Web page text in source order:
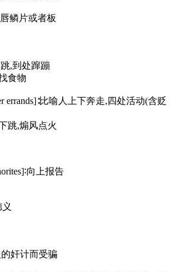
鳞片或者板
,到处蹿蹦
食物
errands]∶比喻人上下奔走,四处活动(含贬
跳,煽风点火
向上报告
奸计而受骗